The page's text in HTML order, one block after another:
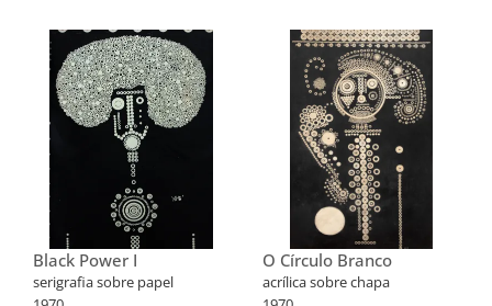
Black Power I
serigrafia sobre papel
O Círculo Branco
acrílica sobre chapa